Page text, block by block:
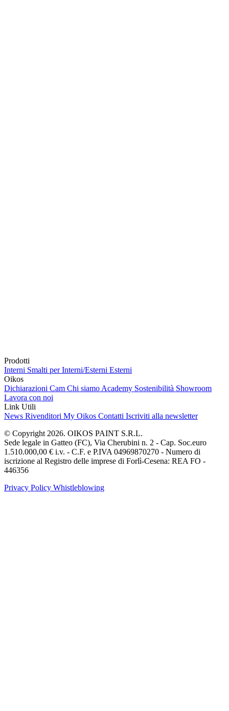
Prodotti
Interni Smalti per Interni/Esterni Esterni
Oikos
Dichiarazioni Cam Chi siamo Academy Sostenibilità Showroom
Lavora con noi
Link Utili
News Rivenditori My Oikos Contatti Iscriviti alla newsletter
© Copyright 2026. OIKOS PAINT S.R.L.
Sede legale in Gatteo (FC), Via Cherubini n. 2 - Cap. Soc.euro
1.510.000,00 € i.v. - C.F. e P.IVA 04969870270 - Numero di
iscrizione al Registro delle imprese di Forlì-Cesena: REA FO -
446356
Privacy Policy Whistleblowing